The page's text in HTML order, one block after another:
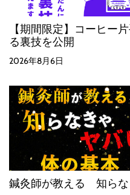
【期間限定】コーヒー
る裏技を公開
2026年8月6日
鍼灸師が教える 知らな